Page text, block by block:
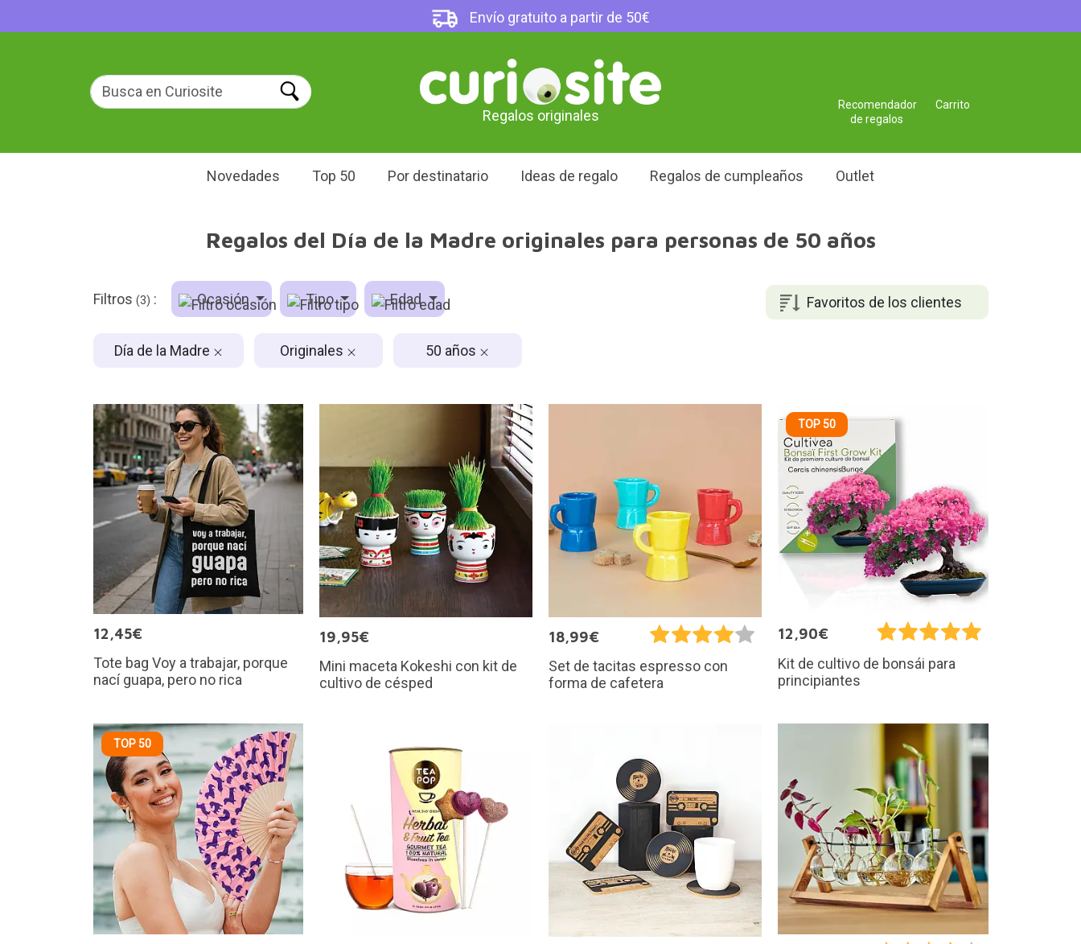
Envío gratuito a partir de 50€
Regalos originales
Carrito
Recomendador
de regalos
Novedades Top 50 Por destinatario Ideas de regalo Regalos de cumpleaños Outlet
Regalos del Día de la Madre originales para personas de 50 años
Favoritos de los clientes
Filtros (3) : Ocasión Tipo Edad
Día de la Madre Originales 50 años
12,45€
Tote bag Voy a trabajar, porque
nací guapa, pero no rica
19,95€
Mini maceta Kokeshi con kit de
cultivo de césped
18,99€
Set de tacitas espresso con
forma de cafetera
TOP 50
12,90€
Kit de cultivo de bonsái para
principiantes
TOP 50